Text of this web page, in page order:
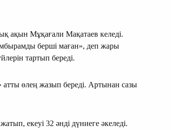
ақын Мұқағали Мақатаев келеді.
берші маған», деп жары
тартып береді.
өлең жазып береді. Артынан сазы
екеуі 32 әнді дүниеге әкеледі.